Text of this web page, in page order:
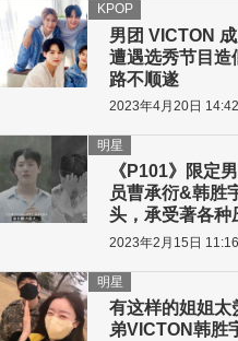
男团 VICTON
遭遇选秀节目造
路不顺遂
KPOP
2023年4月20日 14:42
《P101》限定
员曹承衍&韩胜
头，承受著各种
明星
2023年2月15日 11:16
有这样的姐姐太
弟VICTON韩胜
明星